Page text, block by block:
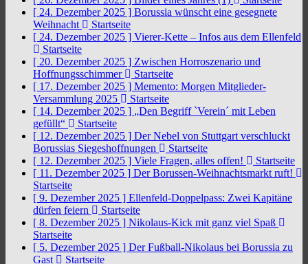
[ 24. Dezember 2025 ] Borussia wünscht eine gesegnete
Weihnacht
Startseite
[ 24. Dezember 2025 ] Vierer-Kette – Infos aus dem Ellenfeld
Startseite
[ 20. Dezember 2025 ] Zwischen Horroszenario und
Hoffnungsschimmer
Startseite
[ 17. Dezember 2025 ] Memento: Morgen Mitglieder-
Versammlung 2025
Startseite
[ 14. Dezember 2025 ] „Den Begriff `Verein´ mit Leben
gefüllt“
Startseite
[ 12. Dezember 2025 ] Der Nebel von Stuttgart verschluckt
Borussias Siegeshoffnungen
Startseite
[ 12. Dezember 2025 ] Viele Fragen, alles offen!
Startseite
[ 11. Dezember 2025 ] Der Borussen-Weihnachtsmarkt ruft!
Startseite
[ 9. Dezember 2025 ] Ellenfeld-Doppelpass: Zwei Kapitäne
dürfen feiern
Startseite
[ 8. Dezember 2025 ] Nikolaus-Kick mit ganz viel Spaß
Startseite
[ 5. Dezember 2025 ] Der Fußball-Nikolaus bei Borussia zu
Gast
Startseite